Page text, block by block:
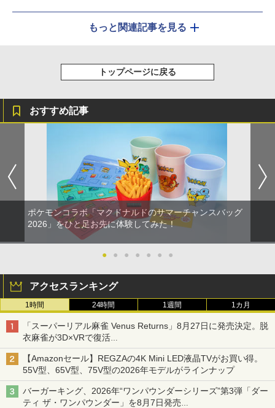
もっと関連記事を見る
トップページに戻る
おすすめ記事
ポケモンコラボ「マクドナルドのサマーチャンスバッグ
2026」をひと足お先に体験してみた！
● ● ● ● ● ● ●
アクセスランキング
1時間 24時間 1週間 1カ月
「スーパーリアル麻雀 Venus Returns」8月27日に発売決定。脱
衣麻雀が3D×VRで復活
発売から2週間は20%オフになるセールが実施
【Amazonセール】REGZAの4K Mini LED液晶TVがお買い得。
55V型、65V型、75V型の2026年モデルがラインナップ
バーガーキング、2026年“ワンパウンダーシリーズ”第3弾「ダー
ティ ザ・ワンパウンダー」を8月7日発売